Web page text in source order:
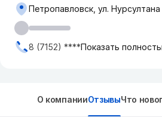
Петропавловск, ул.
8 (7152) ****Показать
О компанииОтзывыЧто